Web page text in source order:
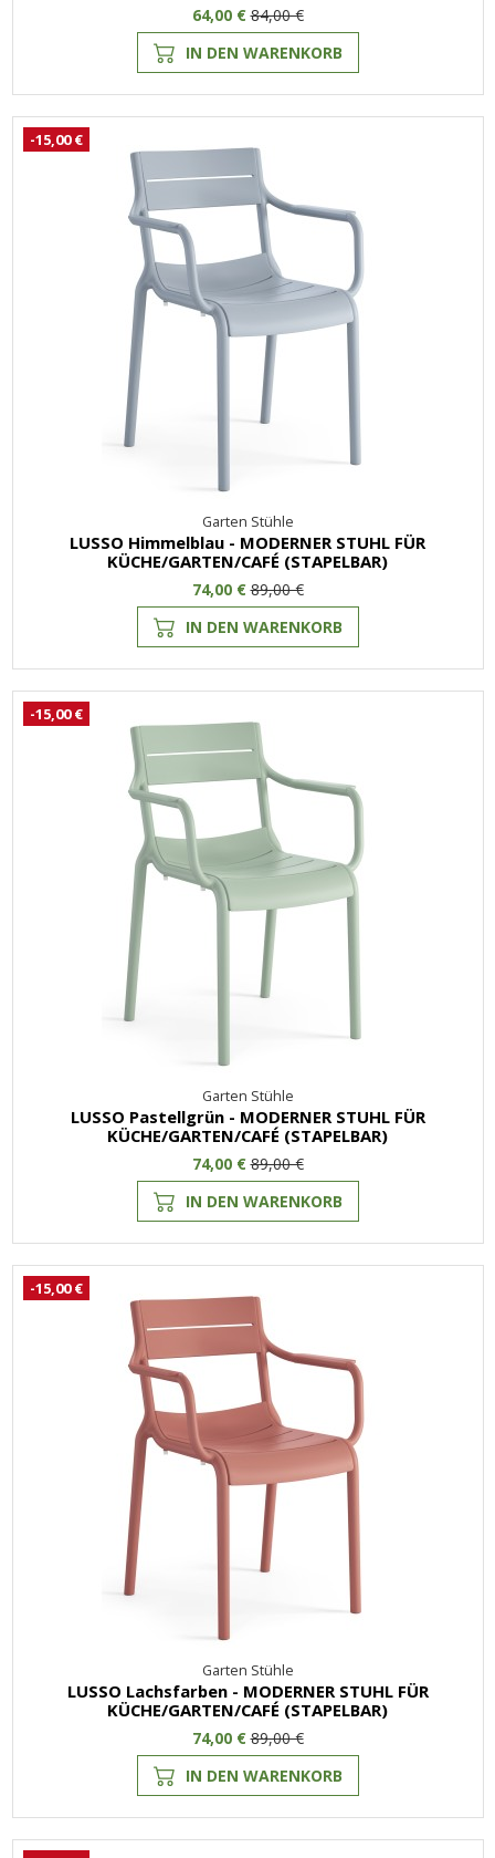
64,00 €84,00 €
IN DEN WARENKORB
-15,00 €
Garten Stühle
LUSSO Himmelblau - MODERNER STUHL FÜR
KÜCHE/GARTEN/CAFÉ (STAPELBAR)
74,00 €89,00 €
IN DEN WARENKORB
-15,00 €
Garten Stühle
LUSSO Pastellgrün - MODERNER STUHL FÜR
KÜCHE/GARTEN/CAFÉ (STAPELBAR)
74,00 €89,00 €
IN DEN WARENKORB
-15,00 €
Garten Stühle
LUSSO Lachsfarben - MODERNER STUHL FÜR
KÜCHE/GARTEN/CAFÉ (STAPELBAR)
74,00 €89,00 €
IN DEN WARENKORB